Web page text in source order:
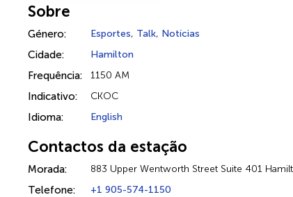
Sobre
Género: Esportes, Talk, Notícias
Cidade: Hamilton
Frequência: 1150 AM
Indicativo: CKOC
Idioma: English
Contactos da estação
Morada: 883 Upper Wentworth Street Suite 401
Telefone: +1 905-574-1150